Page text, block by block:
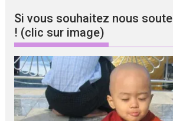
Si vous souhaitez nous
! (clic sur image)